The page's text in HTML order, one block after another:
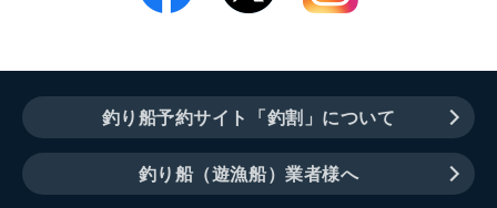
釣り船予約サイト「釣割」について
釣り船（遊漁船）業者様へ